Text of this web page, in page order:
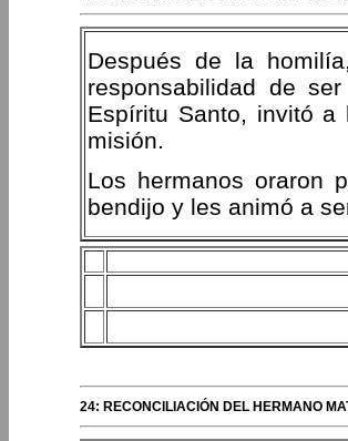
Después de la
responsabilidad de
Espíritu Santo, invitó a
misión.
Los hermanos oraron
bendijo y les animó a
24: RECONCILIACIÓN DEL HERMANO